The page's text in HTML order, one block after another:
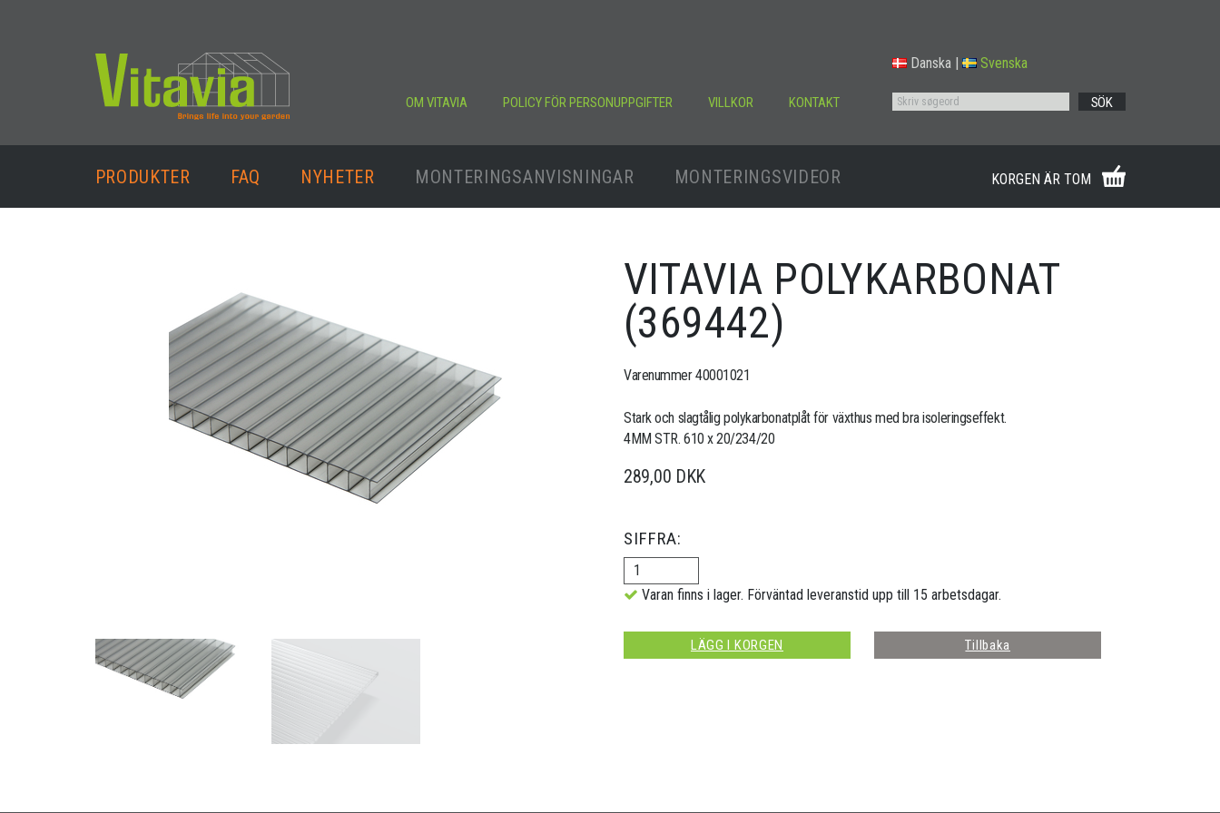
OM VITAVIA POLICY FÖR PERSONUPPGIFTER VILLKOR KONTAKT
Danska | Svenska
SÖK
PRODUKTER FAQ NYHETER MONTERINGSANVISNINGAR MONTERINGSVIDEOR KORGEN ÄR TOM
VITAVIA POLYKARBONAT
(369442)
Varenummer 40001021
Stark och slagtålig polykarbonatplåt för växthus med bra isoleringseffekt.
4MM STR. 610 x 20/234/20
289,00 DKK
SIFFRA:
Varan finns i lager. Förväntad leveranstid upp till 15 arbetsdagar.
LÄGG I KORGEN Tillbaka